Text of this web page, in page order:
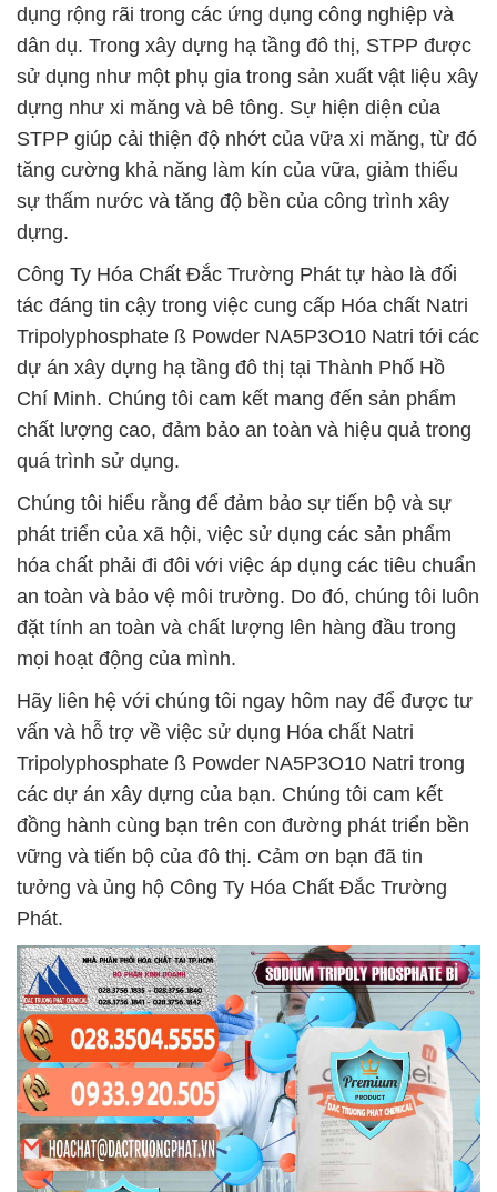
dụng rộng rãi trong các ứng dụng công nghiệp và
dân dụ. Trong xây dựng hạ tầng đô thị, STPP được
sử dụng như một phụ gia trong sản xuất vật liệu xây
dựng như xi măng và bê tông. Sự hiện diện của
STPP giúp cải thiện độ nhớt của vữa xi măng, từ đó
tăng cường khả năng làm kín của vữa, giảm thiểu
sự thấm nước và tăng độ bền của công trình xây
dựng.
Công Ty Hóa Chất Đắc Trường Phát tự hào là đối
tác đáng tin cậy trong việc cung cấp Hóa chất Natri
Tripolyphosphate ß Powder NA5P3O10 Natri tới các
dự án xây dựng hạ tầng đô thị tại Thành Phố Hồ
Chí Minh. Chúng tôi cam kết mang đến sản phẩm
chất lượng cao, đảm bảo an toàn và hiệu quả trong
quá trình sử dụng.
Chúng tôi hiểu rằng để đảm bảo sự tiến bộ và sự
phát triển của xã hội, việc sử dụng các sản phẩm
hóa chất phải đi đôi với việc áp dụng các tiêu chuẩn
an toàn và bảo vệ môi trường. Do đó, chúng tôi luôn
đặt tính an toàn và chất lượng lên hàng đầu trong
mọi hoạt động của mình.
Hãy liên hệ với chúng tôi ngay hôm nay để được tư
vấn và hỗ trợ về việc sử dụng Hóa chất Natri
Tripolyphosphate ß Powder NA5P3O10 Natri trong
các dự án xây dựng của bạn. Chúng tôi cam kết
đồng hành cùng bạn trên con đường phát triển bền
vững và tiến bộ của đô thị. Cảm ơn bạn đã tin
tưởng và ủng hộ Công Ty Hóa Chất Đắc Trường
Phát.